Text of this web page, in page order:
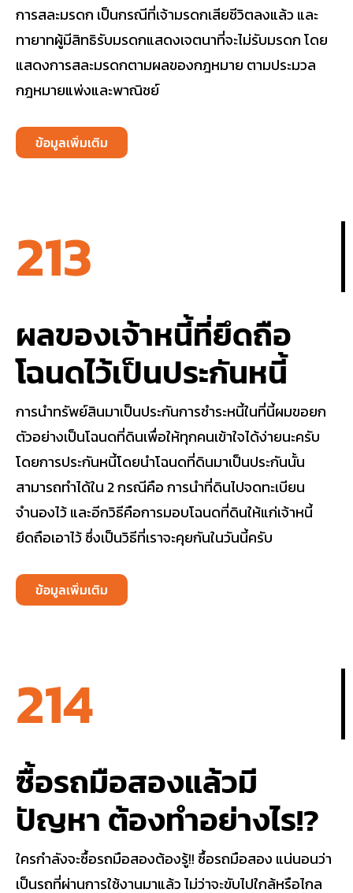
การสละมรดก เป็นกรณีที่เจ้ามรดกเสียชีวิตลงแล้ว และ
ทายาทผู้มีสิทธิรับมรดกแสดงเจตนาที่จะไม่รับมรดก โดย
แสดงการสละมรดกตามผลของกฎหมาย ตามประมวล
กฎหมายแพ่งและพาณิชย์
ข้อมูลเพิ่มเติม
213
ผลของเจ้าหนี้ที่ยึดถือ
โฉนดไว้เป็นประกันหนี้
การนำทรัพย์สินมาเป็นประกันการชำระหนี้ในที่นี้ผมขอยก
ตัวอย่างเป็นโฉนดที่ดินเพื่อให้ทุกคนเข้าใจได้ง่ายนะครับ
โดยการประกันหนี้โดยนำโฉนดที่ดินมาเป็นประกันนั้น
สามารถทำได้ใน 2 กรณีคือ การนำที่ดินไปจดทะเบียน
จำนองไว้ และอีกวิธีคือการมอบโฉนดที่ดินให้แก่เจ้าหนี้
ยึดถือเอาไว้ ซึ่งเป็นวิธีที่เราจะคุยกันในวันนี้ครับ
ข้อมูลเพิ่มเติม
214
ซื้อรถมือสองแล้วมี
ปัญหา ต้องทำอย่างไร!?
ใครกำลังจะซื้อรถมือสองต้องรู้!! ซื้อรถมือสอง แน่นอนว่า
เป็นรถที่ผ่านการใช้งานมาแล้ว ไม่ว่าจะขับไปใกล้หรือไกล